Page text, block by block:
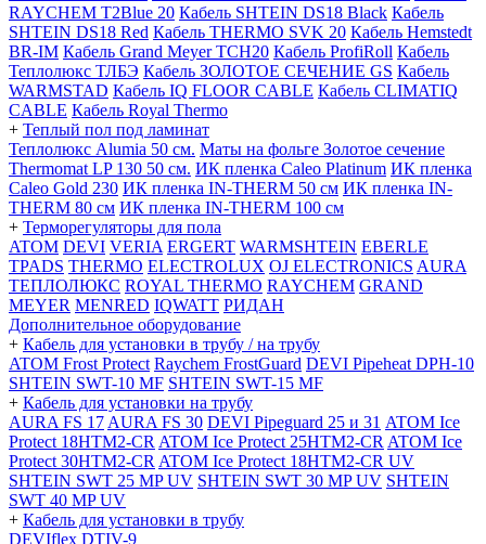
RAYCHEM T2Blue 20 Кабель SHTEIN DS18 Black Кабель
SHTEIN DS18 Red Кабель THERMO SVK 20 Кабель Hemstedt
BR-IM Кабель Grand Meyer TCH20 Кабель ProfiRoll Кабель
Теплолюкс ТЛБЭ Кабель ЗОЛОТОЕ СЕЧЕНИЕ GS Кабель
WARMSTAD Кабель IQ FLOOR CABLE Кабель CLIMATIQ
CABLE Кабель Royal Thermo
+ Теплый пол под ламинат
Теплолюкс Alumia 50 см. Маты на фольге Золотое сечение
Thermomat LP 130 50 cм. ИК пленка Caleo Platinum ИК пленка
Caleo Gold 230 ИК пленка IN-THERM 50 см ИК пленка IN-
THERM 80 см ИК пленка IN-THERM 100 см
+ Терморегуляторы для пола
ATOM DEVI VERIA ERGERT WARMSHTEIN EBERLE
TPADS THERMO ELECTROLUX OJ ELECTRONICS AURA
ТЕПЛОЛЮКС ROYAL THERMO RAYCHEM GRAND
MEYER MENRED IQWATT РИДАН
Дополнительное оборудование
+ Кабель для установки в трубу / на трубу
ATOM Frost Protect Raychem FrostGuard DEVI Pipeheat DPH-10
SHTEIN SWT-10 MF SHTEIN SWT-15 MF
+ Кабель для установки на трубу
AURA FS 17 AURA FS 30 DEVI Pipeguard 25 и 31 ATOM Ice
Protect 18HTM2-CR ATOM Ice Protect 25HTM2-CR ATOM Ice
Protect 30HTM2-CR ATOM Ice Protect 18HTM2-CR UV
SHTEIN SWT 25 MP UV SHTEIN SWT 30 MP UV SHTEIN
SWT 40 MP UV
+ Кабель для установки в трубу
DEVIflex DTIV-9